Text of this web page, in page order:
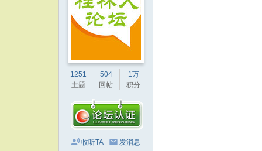
1251
主题
504
回帖
1万
积分
收听TA 发消息